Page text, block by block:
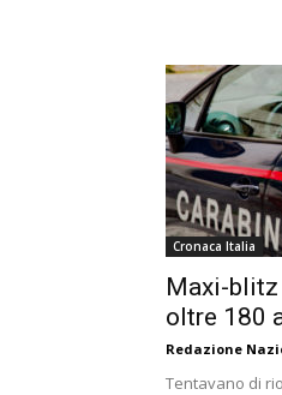
Cronaca Italia
Maxi-blitz
oltre 180
Redazione
Tentavano di